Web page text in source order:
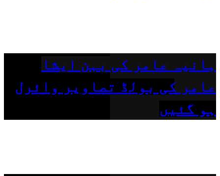
ہانیہ عامر کی بہن ایشا
عامر کی بولڈ تصاویر وائرل
ہو گئیں